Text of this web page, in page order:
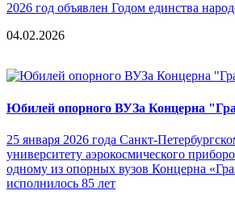
2026 год объявлен Годом единства
04.02.2026
Юбилей опорного ВУЗа Концерна
25 января 2026 года Санкт-
университету аэрокосмического
одному из опорных вузов Концерна
исполнилось 85 лет